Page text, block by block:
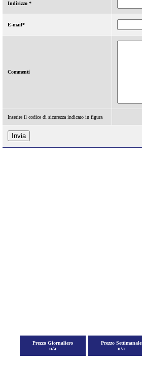
Indirizzo *
E-mail*
Commenti
Inserire il codice di sicurezza indicato in figura
Prezzo Giornaliero
n/a
Prezzo Settimanale
n/a